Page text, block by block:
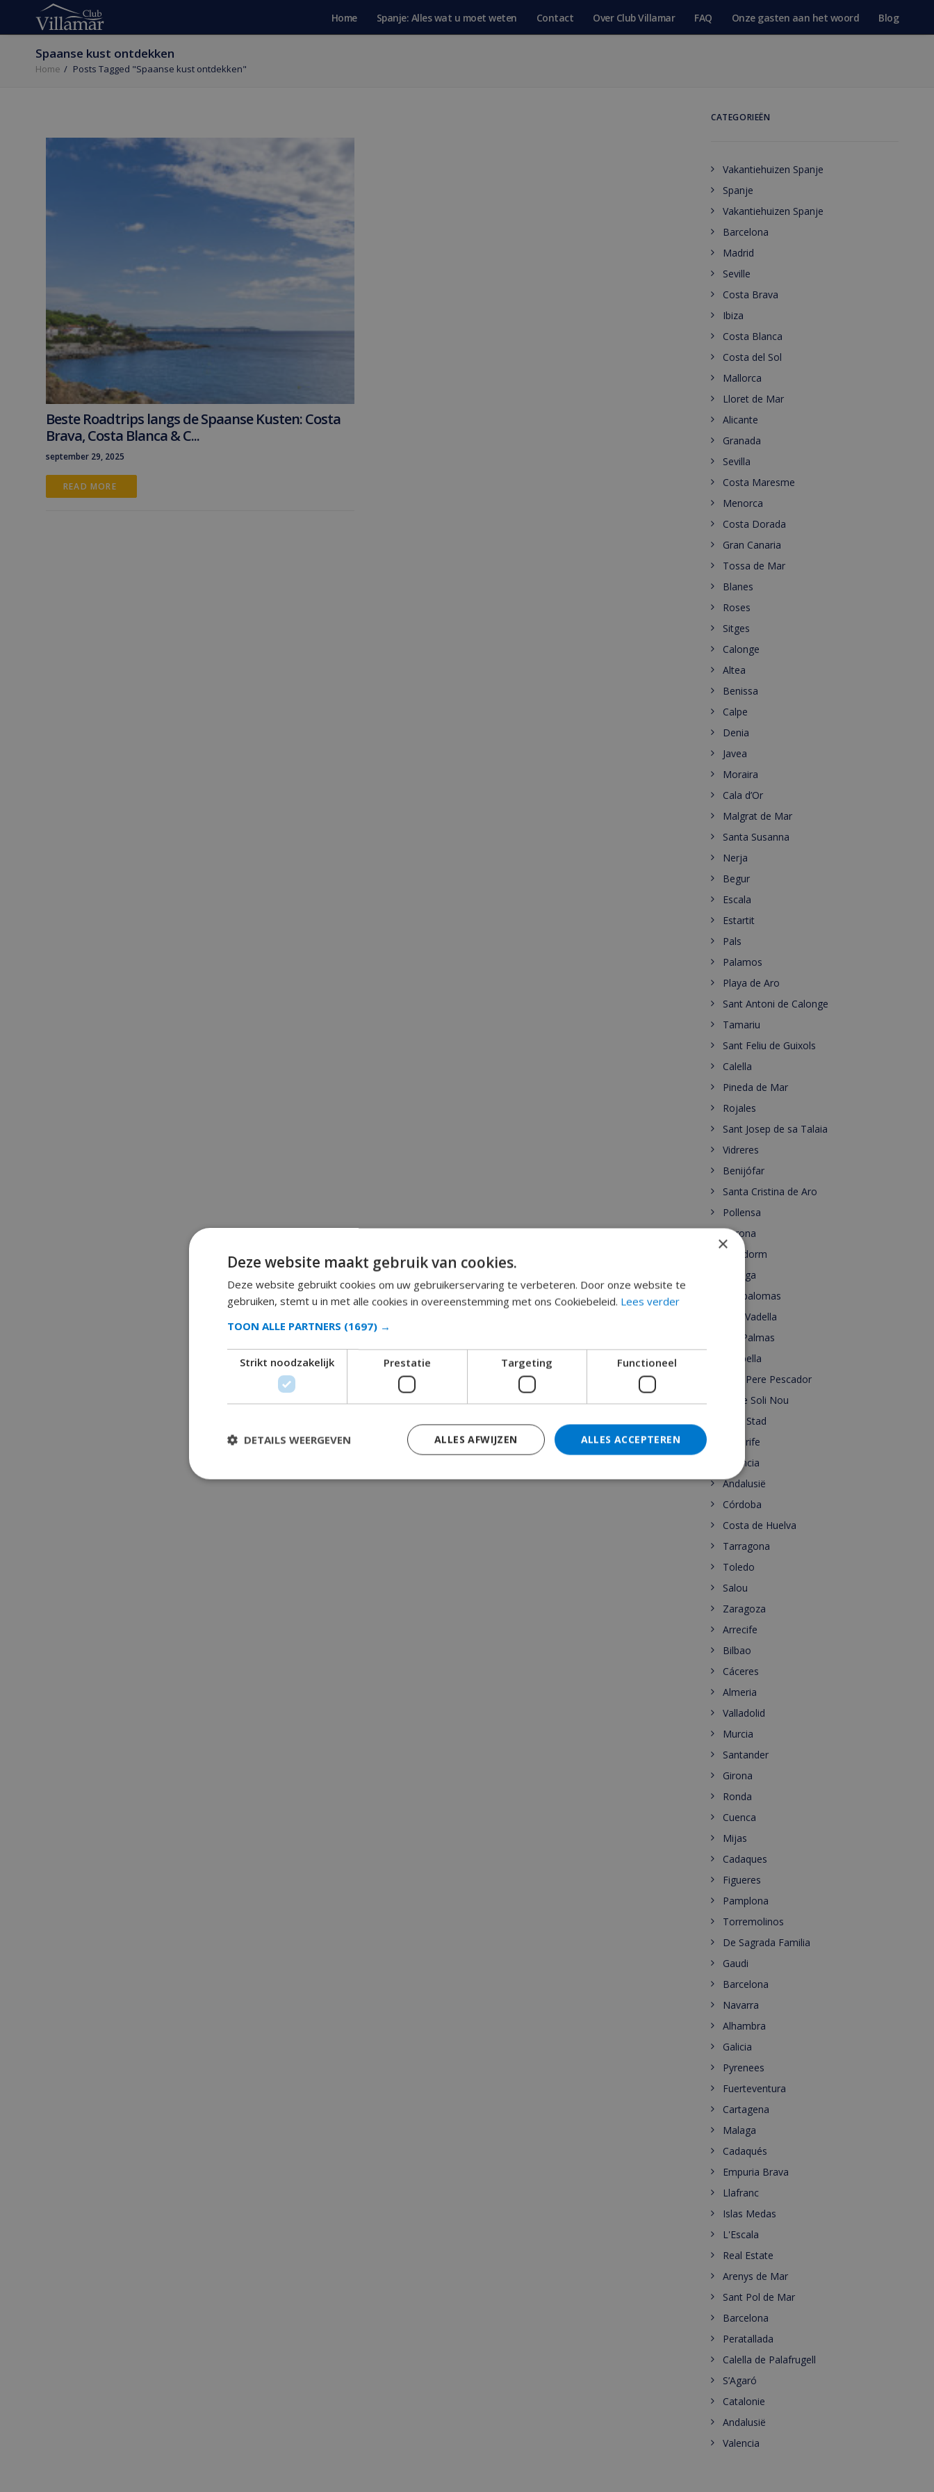
Home Spanje: Alles wat u moet weten Contact Over Club Villamar FAQ Onze gasten aan het woord Blog
Spaanse kust ontdekken
Home Posts Tagged "Spaanse kust ontdekken"
Beste Roadtrips langs de Spaanse Kusten: Costa
Brava, Costa Blanca & C...
september 29, 2025
READ MORE
CATEGORIEËN
Vakantiehuizen Spanje
Spanje
Vakantiehuizen Spanje
Barcelona
Madrid
Seville
Costa Brava
Ibiza
Costa Blanca
Costa del Sol
Mallorca
Lloret de Mar
Alicante
Granada
Sevilla
Costa Maresme
Menorca
Costa Dorada
Gran Canaria
Tossa de Mar
Blanes
Roses
Sitges
Calonge
Altea
Benissa
Calpe
Denia
Javea
Moraira
Cala d’Or
Malgrat de Mar
Santa Susanna
Nerja
Begur
Escala
Estartit
Pals
Palamos
Playa de Aro
Sant Antoni de Calonge
Tamariu
Sant Feliu de Guixols
Calella
Pineda de Mar
Rojales
Sant Josep de sa Talaia
Vidreres
Benijófar
Santa Cristina de Aro
Pollensa
Gerona
Benidorm
Malaga
Maspalomas
Cala Vadella
Las Palmas
Marbella
Sant Pere Pescador
Torre Soli Nou
Ibiza Stad
Tenerife
Valencia
Andalusië
Córdoba
Costa de Huelva
Tarragona
Toledo
Salou
Zaragoza
Arrecife
Bilbao
Cáceres
Almeria
Valladolid
Murcia
Santander
Girona
Ronda
Cuenca
Mijas
Cadaques
Figueres
Pamplona
Torremolinos
De Sagrada Familia
Gaudi
Barcelona
Navarra
Alhambra
Galicia
Pyrenees
Fuerteventura
Cartagena
Malaga
Cadaqués
Empuria Brava
Llafranc
Islas Medas
L'Escala
Real Estate
Arenys de Mar
Sant Pol de Mar
Barcelona
Peratallada
Calella de Palafrugell
S’Agaró
Catalonie
Andalusië
Valencia
×
Deze website maakt gebruik van cookies.
Deze website gebruikt cookies om uw gebruikerservaring te verbeteren. Door onze website te
gebruiken, stemt u in met alle cookies in overeenstemming met ons Cookiebeleid. Lees verder
TOON ALLE PARTNERS (1697) →
Strikt noodzakelijk Prestatie Targeting Functioneel
ALLES ACCEPTEREN
ALLES AFWIJZEN
DETAILS WEERGEVEN